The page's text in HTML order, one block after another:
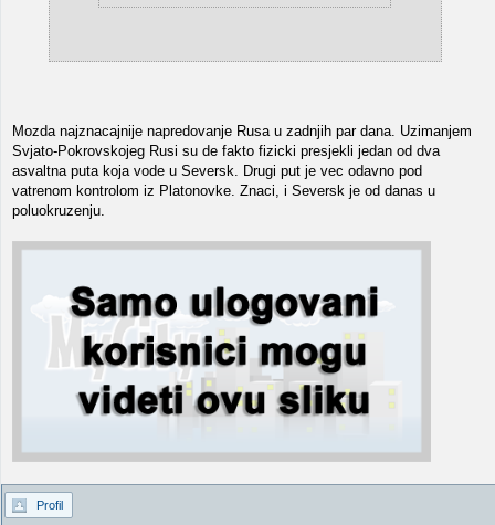
Mozda najznacajnije napredovanje Rusa u zadnjih par dana. Uzimanjem
Svjato-Pokrovskojeg Rusi su de fakto fizicki presjekli jedan od dva
asvaltna puta koja vode u Seversk. Drugi put je vec odavno pod
vatrenom kontrolom iz Platonovke. Znaci, i Seversk je od danas u
poluokruzenju.
Profil